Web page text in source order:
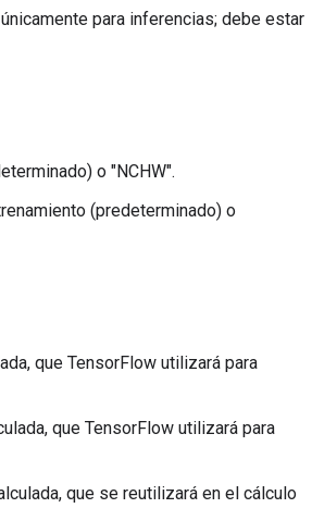
para inferencias; debe estar
o "NCHW".
(predeterminado) o
que TensorFlow utilizará para
que TensorFlow utilizará para
que se reutilizará en el cálculo